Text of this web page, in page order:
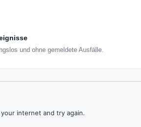
und ohne gemeldete Ausfälle.
internet and try again.